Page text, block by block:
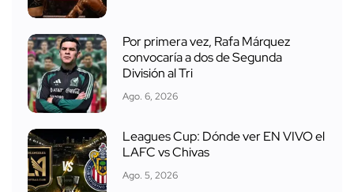
Por primera vez, Rafa Márquez
convocaría a dos de Segunda
División al Tri
Ago. 6, 2026
Leagues Cup: Dónde ver EN VIVO el
LAFC vs Chivas
Ago. 5, 2026